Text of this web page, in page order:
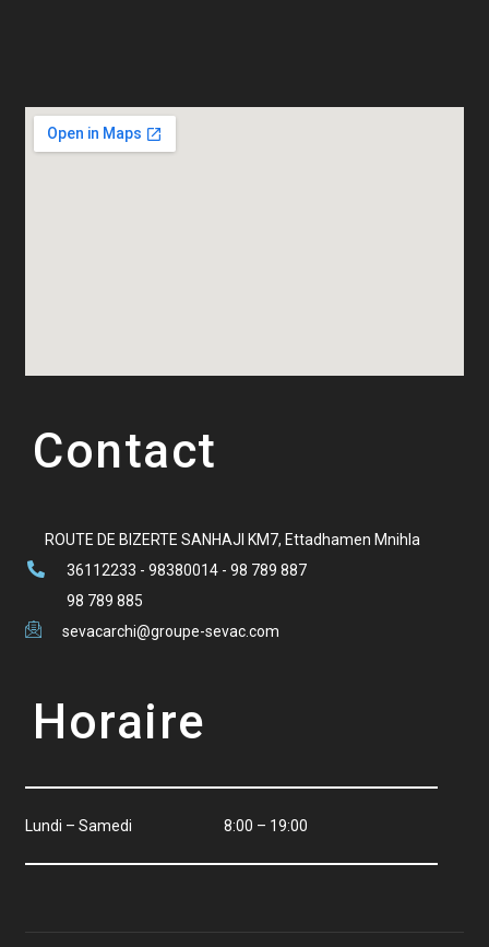
Contact
ROUTE DE BIZERTE SANHAJI KM7, Ettadhamen Mnihla
36112233 - 98380014 - 98 789 887
98 789 885
sevacarchi@groupe-sevac.com
Horaire
Lundi – Samedi 8:00 – 19:00